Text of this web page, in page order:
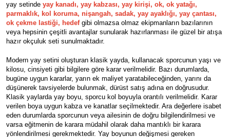
yay setinde yay kanadı, yay kabzası, yay kirişi, ok, ok yatağı
parmaklık, kol koruma, nişangah, sadak, yay ayaklığı, yay çantası
ok çekme lastiği, hedef gibi olmazsa olmaz ekipmanların bazılarının
veya hepsinin çeşitli avantajlar sunularak hazırlanması ile güzel bir atışa
hazır okçuluk seti sunulmaktadır.
Modern yay setini oluşturan klasik yayda, kullanacak sporcunun yaşı ve
kilosu, cinsiyeti gibi bilgilere göre karar verilmelidir. Bazı durumlarda,
bugüne uygun kararlar, yarın ek maliyet yaratabileceğinden, yarını da
düşünerek tavsiyelerde bulunmak, dürüst satış adına en doğrusudur.
Klasik yaylarda yay boyu, sporcu kol boyuyla orantılı verilmelidir. Karar
verilen boya uygun kabza ve kanatlar seçilmektedir. Ara değerlere isabet
eden durumlarda sporcunun veya ailesinin de doğru bilgilendirilmesi ve
varsa eğitmenin de karara müdahil olarak daha mantıklı bir karara
yönlendirilmesi gerekmektedir. Yay boyunun değişmesi gereken